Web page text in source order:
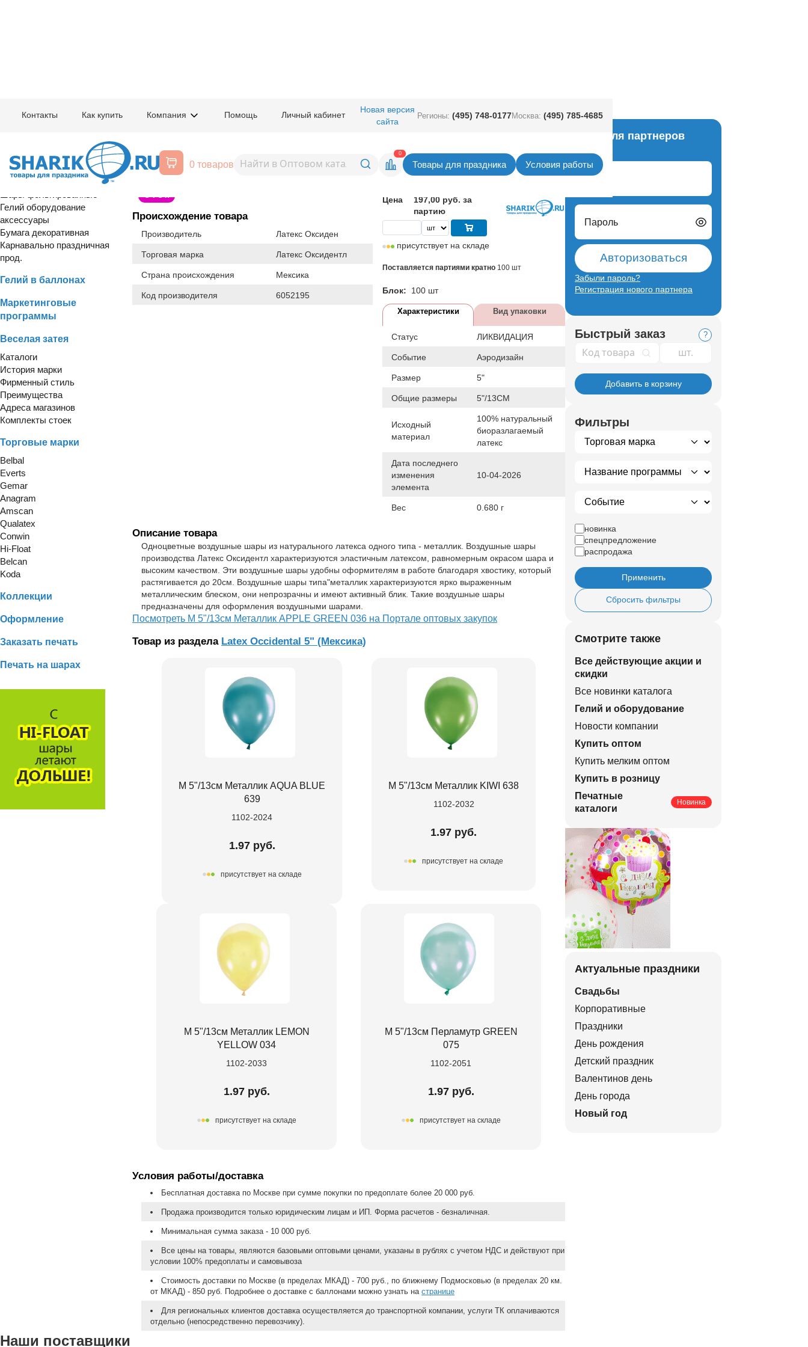
Контакты Как купить Компания Помощь Личный кабинет
Новая версия
сайта
Регионы: (495) 748-0177Москва: (495) 785-4685
0 товаров
0
Товары для праздника Условия работы
Расширенный поиск
Шары латексные
Гелий оборудование
аксессуары
Бумага декоративная
Карнавально праздничная
прод.
Гелий в баллонах
Маркетинговые
программы
Веселая затея
Каталоги
История марки
Фирменный стиль
Преимущества
Адреса магазинов
Комплекты стоек
Торговые марки
Belbal
Everts
Gemar
Anagram
Amscan
Qualatex
Conwin
Hi-Float
Belcan
Koda
Коллекции
Оформление
Заказать печать
Печать на шарах
1102-2023
APPLE GREEN 036
Вернуться в раздел Latex Occidental 5" (Мексика)
С Т О К
Происхождение товара
Производитель Латекс Оксиден
Торговая марка Латекс Оксидентл
Страна происхождения Мексика
Код производителя 6052195
Цена
197,00 руб. за
партию
присутствует на складе
Поставляется партиями кратно 100 шт
Блок: 100 шт
Характеристики Вид упаковки
Статус ЛИКВИДАЦИЯ
Событие Аэродизайн
Размер 5"
Общие размеры 5"/13СМ
Исходный
материал
100% натуральный
биоразлагаемый
латекс
Дата последнего
изменения
элемента
10-04-2026
Вес 0.680 г
Описание товара
Одноцветные воздушные шары из натурального латекса одного типа - металлик. Воздушные шары
производства Латекс Оксидентл характеризуются эластичным латексом, равномерным окрасом шара и
высоким качеством. Эти воздушные шары удобны оформителям в работе благодаря хвостику, который
растягивается до 20см. Воздушные шары типа"металлик характеризуются ярко выраженным
металлическим блеском, они непрозрачны и имеют активный блик. Такие воздушные шары
предназначены для оформления воздушными шарами.
Посмотреть М 5"/13см Металлик APPLE GREEN 036 на Портале оптовых закупок
Товар из раздела Latex Occidental 5" (Мексика)
М 5"/13см Металлик AQUA BLUE
639
1102-2024
1.97 руб.
присутствует на складе
М 5"/13см Металлик KIWI 638
1102-2032
1.97 руб.
присутствует на складе
М 5"/13см Металлик LEMON
YELLOW 034
1102-2033
1.97 руб.
присутствует на складе
М 5"/13см Перламутр GREEN
075
1102-2051
1.97 руб.
присутствует на складе
Условия работы/доставка
Бесплатная доставка по Москве при сумме покупки по предоплате более 20 000 руб.
Продажа производится только юридическим лицам и ИП. Форма расчетов - безналичная.
Минимальная сумма заказа - 10 000 руб.
Все цены на товары, являются базовыми оптовыми ценами, указаны в рублях с учетом НДС и действуют при
условии 100% предоплаты и самовывоза
Стоимость доставки по Москве (в пределах МКАД) - 700 руб., по ближнему Подмосковью (в пределах 20 км.
от МКАД) - 850 руб. Подробнее о доставке с баллонами можно узнать на странице
Для региональных клиентов доставка осуществляется до транспортной компании, услуги ТК оплачиваются
отдельно (непосредственно перевозчику).
Вход для партнеров
Логин
Пароль
Авторизоваться
Забыли пароль?
Регистрация нового партнера
Быстрый заказ ?
Код товара
Добавить в корзину
Фильтры
новинка
спецпредложение
распродажа
Применить
Сбросить фильтры
Смотрите также
Все действующие акции и
скидки
Все новинки каталога
Гелий и оборудование
Новости компании
Купить оптом
Купить мелким оптом
Купить в розницу
Печатные
каталоги
Новинка
Актуальные праздники
Свадьбы
Корпоративные
Праздники
День рождения
Детский праздник
Валентинов день
День города
Новый год
Наши поставщики